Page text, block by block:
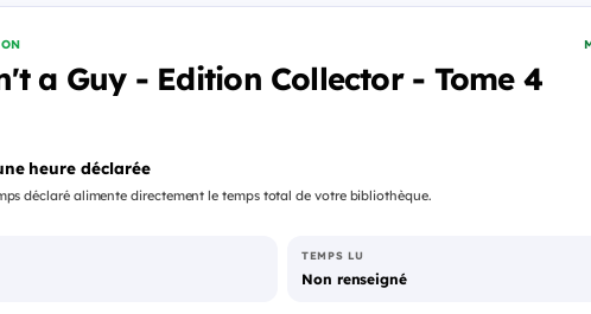
a Guy - Edition Collector - Tome 4
heure déclarée
déclaré alimente directement le temps total de votre bibliothèque.
TEMPS LU
Non renseigné